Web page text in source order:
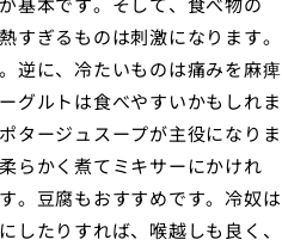
すぎるものは刺激になります。
逆に、冷たいものは痛みを麻痺
グルトは食べやすいかもしれま
タージュスープが主役になりま
らかく煮てミキサーにかけれ
。豆腐もおすすめです。冷奴は
したりすれば、喉越しも良く、